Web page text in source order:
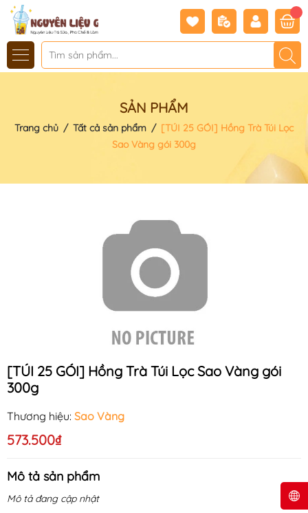
SẢN PHẨM
Trang chủ / Tất cả sản phẩm / [TÚI 25 GÓI] Hồng Trà Túi Lọc
Sao Vàng gói 300g
[TÚI 25 GÓI] Hồng Trà Túi Lọc Sao Vàng gói
300g
Thương hiệu: Sao Vàng
573.500₫
Mô tả sản phẩm
Mô tả đang cập nhật